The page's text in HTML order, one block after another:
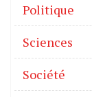
Politique
Sciences
Société